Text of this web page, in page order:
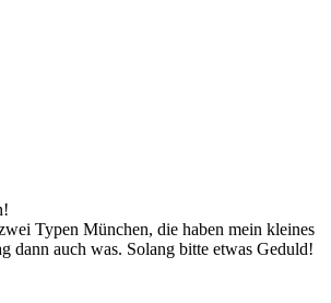
Typen München, die haben mein kleines
dann auch was. Solang bitte etwas Geduld!